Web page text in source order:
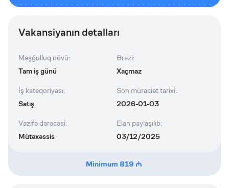
Vakansiyanın detalları
Məşğulluq növü:
Tam iş günü
Ərazi:
Xaçmaz
İş kateqoriyası:
Satış
Son müraciət tarixi:
2026-01-03
Vəzifə dərəcəsi:
Mütəxəssis
Elan paylaşılıb:
03/12/2025
Minimum 819